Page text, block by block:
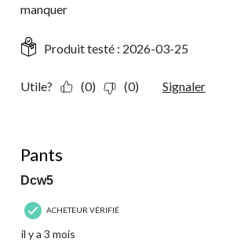
manquer
Produit testé : 2026-03-25
Utile? (0) (0) Signaler
Pants
Dcw5
ACHETEUR VÉRIFIÉ
il y a 3 mois